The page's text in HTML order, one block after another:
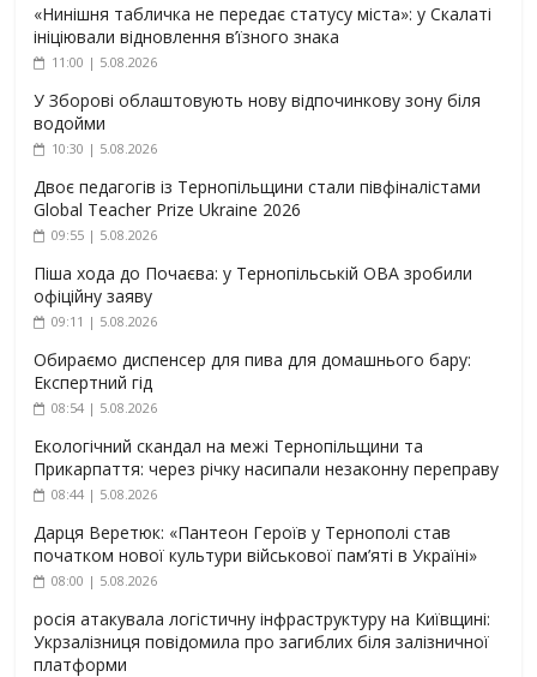
«Нинішня табличка не передає статусу міста»: у Скалаті
ініціювали відновлення в’їзного знака
11:00 | 5.08.2026
У Зборові облаштовують нову відпочинкову зону біля
водойми
10:30 | 5.08.2026
Двоє педагогів із Тернопільщини стали півфіналістами
Global Teacher Prize Ukraine 2026
09:55 | 5.08.2026
Піша хода до Почаєва: у Тернопільській ОВА зробили
офіційну заяву
09:11 | 5.08.2026
Обираємо диспенсер для пива для домашнього бару:
Експертний гід
08:54 | 5.08.2026
Екологічний скандал на межі Тернопільщини та
Прикарпаття: через річку насипали незаконну переправу
08:44 | 5.08.2026
Дарця Веретюк: «Пантеон Героїв у Тернополі став
початком нової культури військової пам’яті в Україні»
08:00 | 5.08.2026
росія атакувала логістичну інфраструктуру на Київщині:
Укрзалізниця повідомила про загиблих біля залізничної
платформи